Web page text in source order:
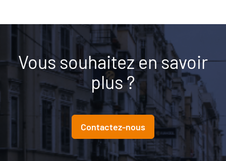
Vous souhaitez en savoir
plus ?
Contactez-nous